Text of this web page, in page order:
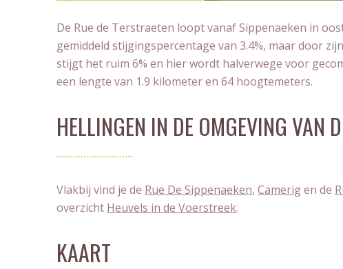
De Rue de Terstraeten loopt vanaf Sippenaeken in
gemiddeld stijgingspercentage van 3.4%, maar door
stijgt het ruim 6% en hier wordt halverwege voor
een lengte van 1.9 kilometer en 64 hoogtemeters.
HELLINGEN IN DE OMGEVING VAN
Vlakbij vind je de Rue De Sippenaeken, Camerigen de
overzicht Heuvels in de Voerstreek.
KAART